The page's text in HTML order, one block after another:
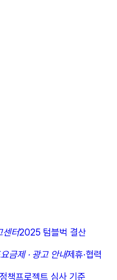
센터2025 텀블벅 결산
요금제 · 광고 안내제휴·협력
책프로젝트 심사 기준